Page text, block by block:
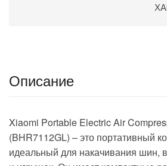
Описание
Xiaomi Portable Electric Air
(BHR7112GL) – это портативный
идеальный для накачивания шин,